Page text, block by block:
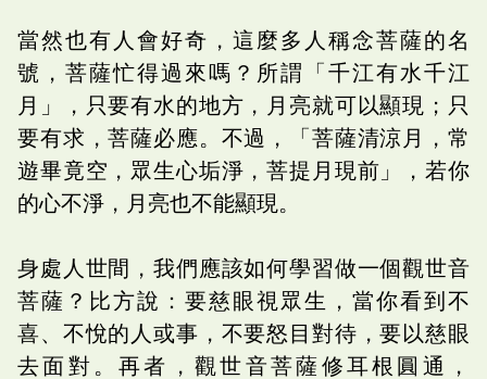
當然也有人會好奇，這麼多人稱念菩薩的名
號，菩薩忙得過來嗎？所謂「千江有水千江
月」，只要有水的地方，月亮就可以顯現；只
要有求，菩薩必應。不過，「菩薩清涼月，常
遊畢竟空，眾生心垢淨，菩提月現前」，若你
的心不淨，月亮也不能顯現。
身處人世間，我們應該如何學習做一個觀世音
菩薩？比方說：要慈眼視眾生，當你看到不
喜、不悅的人或事，不要怒目對待，要以慈眼
去面對。再者，觀世音菩薩修耳根圓通，